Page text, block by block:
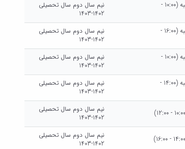
هرهفته يك شنبه (10:00 -
نیم سال دوم سال تحصیلی
1402-1403
هرهفته يك شنبه (16:00 -
نیم سال دوم سال تحصیلی
1402-1403
هرهفته يك شنبه (10:00 -
نیم سال دوم سال تحصیلی
1402-1403
هرهفته يك شنبه (14:00 -
نیم سال دوم سال تحصیلی
1402-1403
نیم سال دوم سال تحصیلی
1402-1403
نیم سال دوم سال تحصیلی
1402-1403